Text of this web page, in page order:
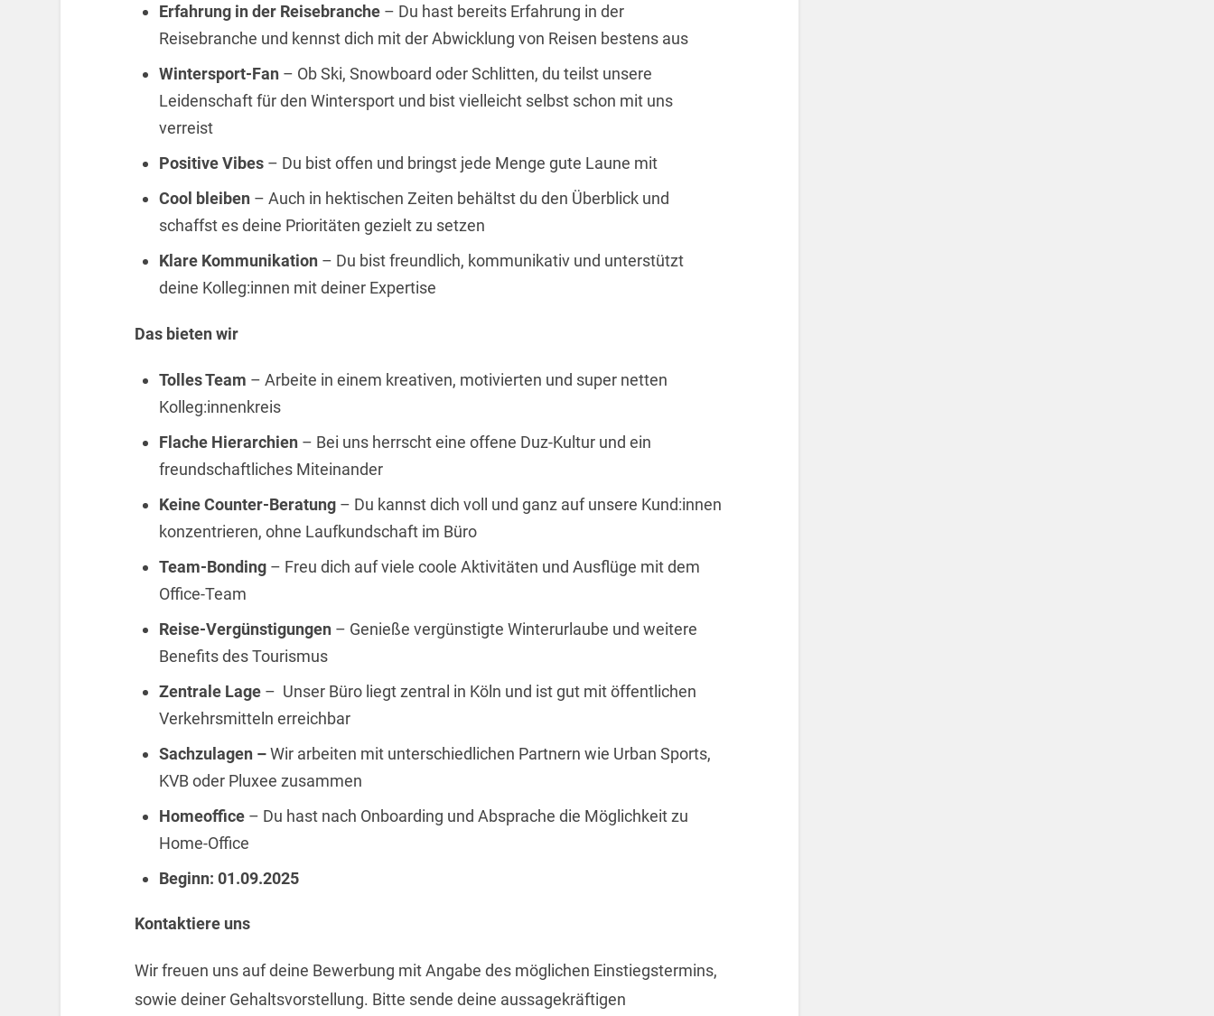
Erfahrung in der Reisebranche – Du hast bereits Erfahrung in der
Reisebranche und kennst dich mit der Abwicklung von Reisen bestens aus
Wintersport-Fan – Ob Ski, Snowboard oder Schlitten, du teilst unsere
Leidenschaft für den Wintersport und bist vielleicht selbst schon mit uns
verreist
Positive Vibes– Du bist offen und bringst jede Menge gute Laune mit
Cool bleiben – Auch in hektischen Zeiten behältst du den Überblick und
schaffst es deine Prioritäten gezielt zu setzen
Klare Kommunikation – Du bist freundlich, kommunikativ und unterstützt
deine Kolleg:innen mit deiner Expertise
Das bieten wir
Tolles Team – Arbeite in einem kreativen, motivierten und super netten
Kolleg:innenkreis
Flache Hierarchien– Bei uns herrscht eine offene Duz-Kultur und ein
freundschaftliches Miteinander
Keine Counter-Beratung – Du kannst dich voll und ganz auf unsere Kund:innen
konzentrieren, ohne Laufkundschaft im Büro
Team-Bonding– Freu dich auf viele coole Aktivitäten und Ausflüge mit dem
Office-Team
Reise-Vergünstigungen– Genieße vergünstigte Winterurlaube und weitere
Benefits des Tourismus
Zentrale Lage– Unser Büro liegt zentral in Köln und ist gut mit öffentlichen
Verkehrsmitteln erreichbar
Sachzulagen –Wir arbeiten mit unterschiedlichen Partnern wie Urban Sports,
KVB oder Pluxee zusammen
Homeoffice– Du hast nach Onboarding und Absprache die Möglichkeit zu
Home-Office
Beginn: 01.09.2025
Kontaktiere uns
Wir freuen uns auf deine Bewerbung mit Angabe des möglichen Einstiegstermins,
sowie deiner Gehaltsvorstellung. Bitte sende deine aussagekräftigen